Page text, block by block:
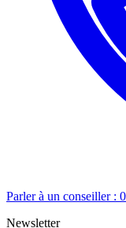
Parler à un conseiller :
Newsletter